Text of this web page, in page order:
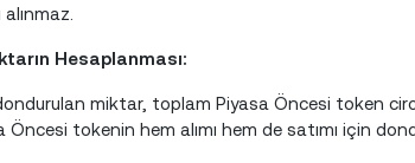
Hesaplanması:
miktar, toplam Piyasa Öncesi token
tokenin hem alımı hem de satımı için